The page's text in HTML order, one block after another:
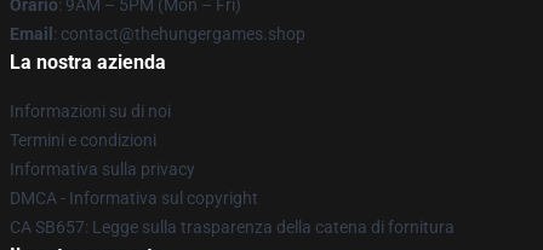
Orario: 9AM – 5PM (Mon – Fri)
Email : contact@thehungergames.shop
La nostra azienda
Informazioni su di noi
Termini e condizioni
Informativa sulla privacy
DMCA - Informativa sul copyright
CA SB657: Legge sulla trasparenza della catena di fornitura